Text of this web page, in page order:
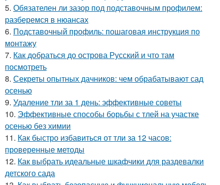
5. Обязателен ли зазор под подставочным профилем:
разберемся в нюансах
6. Подставочный профиль: пошаговая инструкция по
монтажу
7. Как добраться до острова Русский и что там
посмотреть
8. Секреты опытных дачников: чем обрабатывают сад
осенью
9. Удаление тли за 1 день: эффективные советы
10. Эффективные способы борьбы с тлей на участке
осенью без химии
11. Как быстро избавиться от тли за 12 часов:
проверенные методы
12. Как выбрать идеальные шкафчики для раздевалки
детского сада